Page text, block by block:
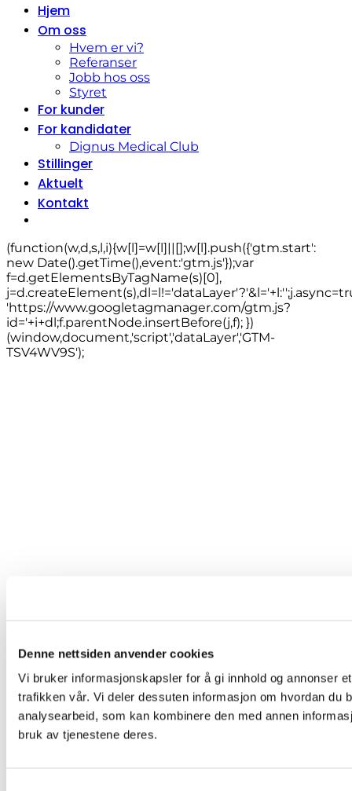
Denne nettsiden anvender cookies
Vi bruker informasjonskapsler for å gi innhold og annonser
trafikken vår. Vi deler dessuten informasjon om hvordan du
analysearbeid, som kan kombinere den med annen
bruk av tjenestene deres.
Hjem
Om oss
Hvem er vi?
Referanser
Jobb hos oss
Styret
For kunder
For kandidater
Dignus Medical Club
Stillinger
Aktuelt
Kontakt
(function(w,d,s,l,i){w[l]=w[l]||[];w[l].push({'gtm.start':
new Date().getTime(),event:'gtm.js'});var
f=d.getElementsByTagName(s)[0],
'https://www.googletagmanager.com/gtm.js?
id='+i+dl;f.parentNode.insertBefore(j,f); })
(window,document,'script','dataLayer','GTM-
TSV4WV9S');